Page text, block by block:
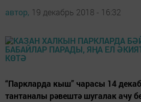
автор, 19 декабрь 2018 - 16:32
“Паркларда кыш” чарасы 14
тантаналы рәвештә шугалак ачу